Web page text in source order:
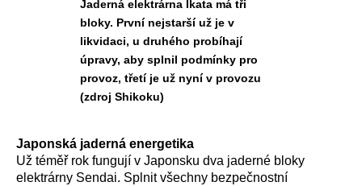
Jaderná elektrárna Ikata má tři
bloky. První nejstarší už je v
likvidaci, u druhého probíhají
úpravy, aby splnil podmínky pro
provoz, třetí je už nyní v provozu
(zdroj Shikoku)
Japonská jaderná energetika
Už téměř rok fungují v Japonsku dva jaderné bloky
elektrárny Sendai. Splnit všechny bezpečnostní